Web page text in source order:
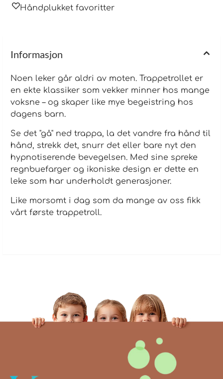
Håndplukket favoritter
Informasjon
Noen leker går aldri av moten. Trappetrollet er
en ekte klassiker som vekker minner hos mange
voksne – og skaper like mye begeistring hos
dagens barn.
Se det "gå" ned trappa, la det vandre fra hånd til
hånd, strekk det, snurr det eller bare nyt den
hypnotiserende bevegelsen. Med sine spreke
regnbuefarger og ikoniske design er dette en
leke som har underholdt generasjoner.
Like morsomt i dag som da mange av oss fikk
vårt første trappetroll.